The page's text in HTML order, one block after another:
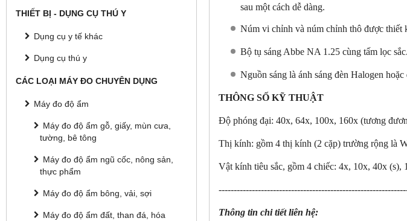
THIẾT BỊ - DỤNG CỤ THÚ Y
Dụng cụ y tế khác
Dụng cụ thú y
CÁC LOẠI MÁY ĐO CHUYÊN DỤNG
Máy đo độ ẩm
Máy đo độ ẩm gỗ, giấy, mùn cưa,
tường, bê tông
Máy đo độ ẩm ngũ cốc, nông sản,
thực phẩm
Máy đo độ ẩm bông, vải, sợi
Máy đo độ ẩm đất, than đá, hóa
sau một cách dễ dàng.
Núm vi chỉnh và núm chỉnh thô được thiết
Bộ tụ sáng Abbe NA 1.25 cùng tấm lọc sắc.
Nguồn sáng là ánh sáng đèn Halogen
THÔNG SỐ KỸ THUẬT
Độ phóng đại: 40x, 64x, 100x, 160x (tương
Thị kính: gồm 4 thị kính (2 cặp) trường rộng là
Vật kính tiêu sắc, gồm 4 chiếc: 4x, 10x, 40x (s),
Thông tin chi tiết liên hệ: